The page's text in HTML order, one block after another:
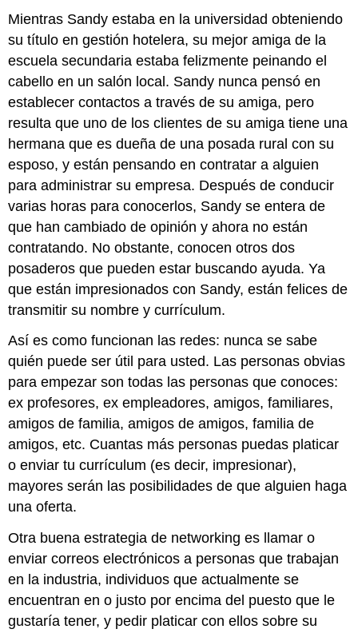
Mientras Sandy estaba en la universidad obteniendo
su título en gestión hotelera, su mejor amiga de la
escuela secundaria estaba felizmente peinando el
cabello en un salón local. Sandy nunca pensó en
establecer contactos a través de su amiga, pero
resulta que uno de los clientes de su amiga tiene una
hermana que es dueña de una posada rural con su
esposo, y están pensando en contratar a alguien
para administrar su empresa. Después de conducir
varias horas para conocerlos, Sandy se entera de
que han cambiado de opinión y ahora no están
contratando. No obstante, conocen otros dos
posaderos que pueden estar buscando ayuda. Ya
que están impresionados con Sandy, están felices de
transmitir su nombre y currículum.
Así es como funcionan las redes: nunca se sabe
quién puede ser útil para usted. Las personas obvias
para empezar son todas las personas que conoces:
ex profesores, ex empleadores, amigos, familiares,
amigos de familia, amigos de amigos, familia de
amigos, etc. Cuantas más personas puedas platicar
o enviar tu currículum (es decir, impresionar),
mayores serán las posibilidades de que alguien haga
una oferta.
Otra buena estrategia de networking es llamar o
enviar correos electrónicos a personas que trabajan
en la industria, individuos que actualmente se
encuentran en o justo por encima del puesto que le
gustaría tener, y pedir platicar con ellos sobre su